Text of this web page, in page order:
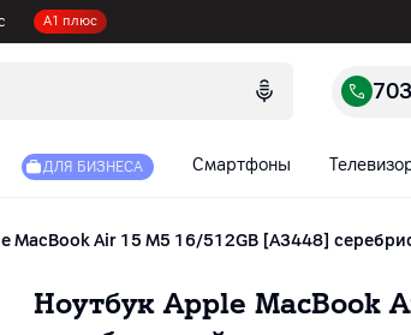
А1 плюс
ДЛЯ БИЗНЕСА Смартфоны
MacBook Air 15 M5 16/512GB [A3448]
Ноутбук Apple MacBook